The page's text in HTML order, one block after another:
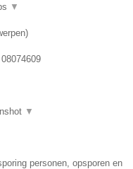
▼
)
08074609
▼
personen, opsporen en